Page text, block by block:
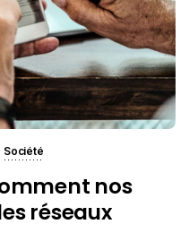
Société
nos
réseaux